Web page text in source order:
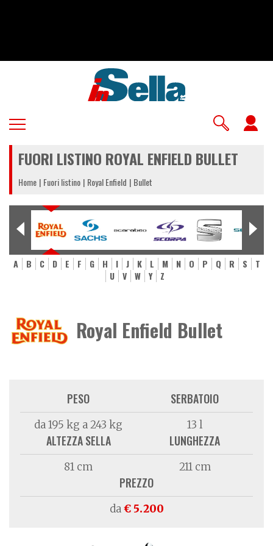
FUORI LISTINO ROYAL ENFIELD BULLET
Home Fuori listino Royal Enfield Bullet
A B C D E F G H I J K L M N O P Q R S
T
U
V W Y Z
Royal Enfield Bullet
PESO
da 195 kg a 243 kg
SERBATOIO
13 l
ALTEZZA SELLA
81 cm
LUNGHEZZA
211 cm
PREZZO
da€ 5.200